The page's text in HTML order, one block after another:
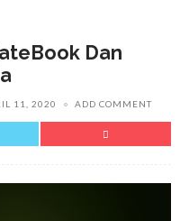
Dan
11, 2020 ADD COMMENT